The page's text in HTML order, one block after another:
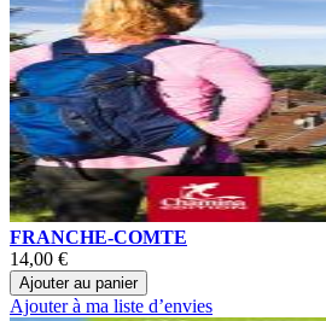
FRANCHE-COMTE
14,00 €
Ajouter au panier
Ajouter à ma liste d’envies